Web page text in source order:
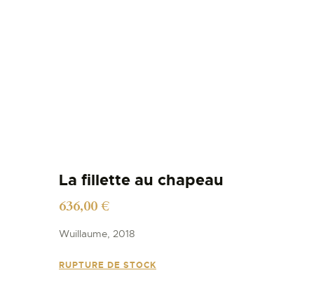
La fillette au chapeau
636,00€
Wuillaume, 2018
RUPTURE DE STOCK